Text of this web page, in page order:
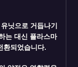
닛으로 거듭나기
는 대신 플라스마
환되었습니다.